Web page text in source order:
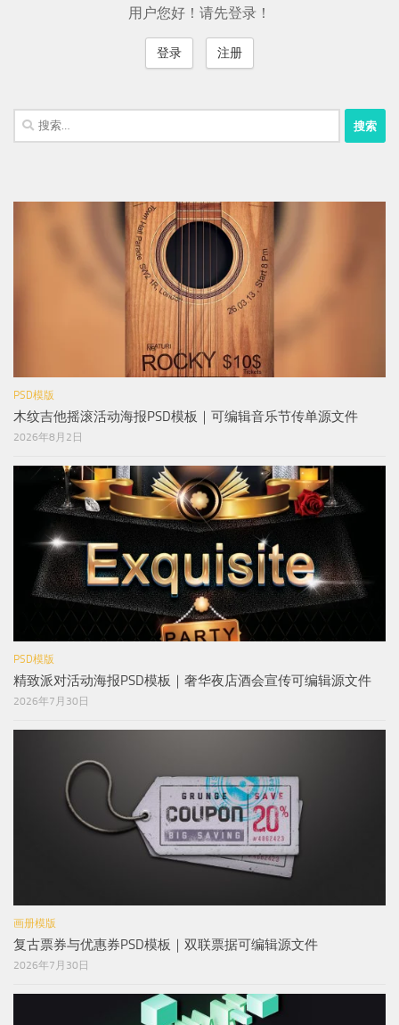
用户您好！请先登录！
登录 注册
搜
索：
PSD模版
木纹吉他摇滚活动海报PSD模板｜可编辑音乐节传单源文件
2026年8月2日
PSD模版
精致派对活动海报PSD模板｜奢华夜店酒会宣传可编辑源文件
2026年7月30日
画册模版
复古票券与优惠券PSD模板｜双联票据可编辑源文件
2026年7月30日